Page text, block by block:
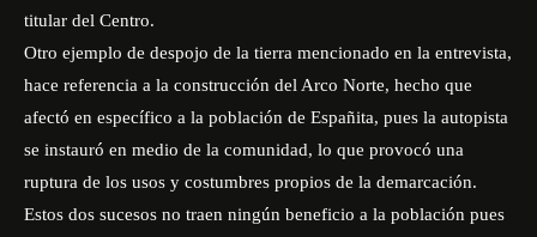
titular del Centro.
Otro ejemplo de despojo de la tierra mencionado en la entrevista,
hace referencia a la construcción del Arco Norte, hecho que
afectó en específico a la población de Españita, pues la autopista
se instauró en medio de la comunidad, lo que provocó una
ruptura de los usos y costumbres propios de la demarcación.
Estos dos sucesos no traen ningún beneficio a la población pues